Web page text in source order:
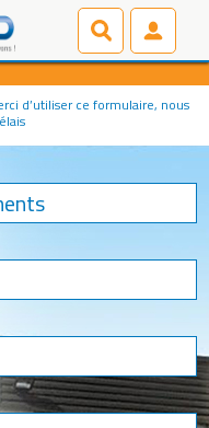
d’utiliser ce formulaire, nous